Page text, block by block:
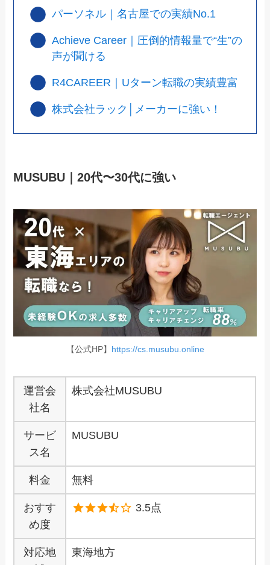
パーソネル｜名古屋での実績No.1
Achieve Career｜圧倒的情報量で“生”の
声が聞ける
R4CAREER｜Uターン転職の実績豊富
株式会社ラック│メーカーに強い！
MUSUBU｜20代〜30代に強い
【公式HP】 https://cs.musubu.online
運営会
社名
株式会社MUSUBU
サービ
ス名
MUSUBU
料金 無料
おすす
め度
3.5点
対応地
東海地方